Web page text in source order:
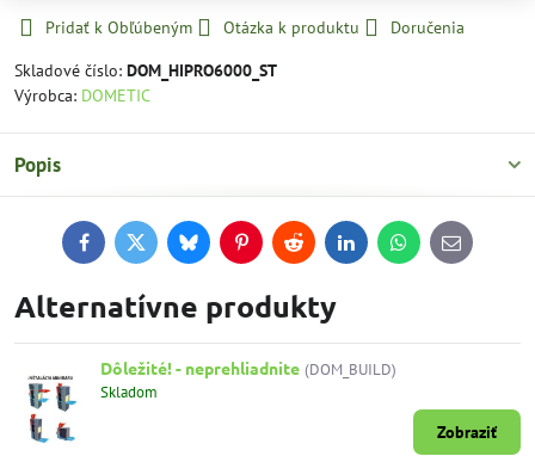
Pridať k Obľúbeným Otázka k produktu
Doručenia
Skladové číslo: DOM_HIPRO6000_ST
Výrobca: DOMETIC
Popis
FacebookTwitterBlueskyPinterestReddit LinkedInWhatsApp
E-
mail
Alternatívne produkty
Dôležité! - neprehliadnite (DOM_BUILD)
Skladom
Zobraziť